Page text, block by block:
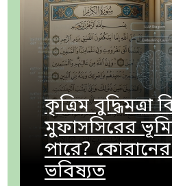
কৃত্রিম
মুফাসসিরের
পারে? কোরানের
ভবিষ্যত